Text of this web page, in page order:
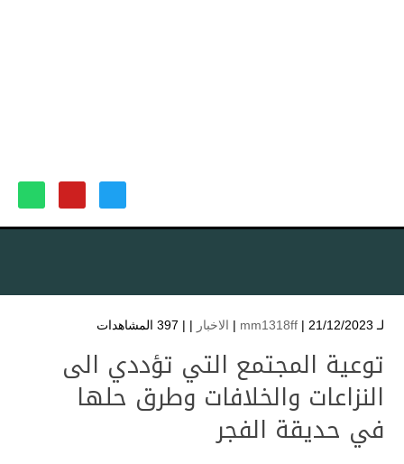
لـ mm1318ff | 21/12/2023 | الاخبار | | 397 المشاهدات
توعية المجتمع التي تؤددي الى
النزاعات والخلافات وطرق حلها
في حديقة الفجر